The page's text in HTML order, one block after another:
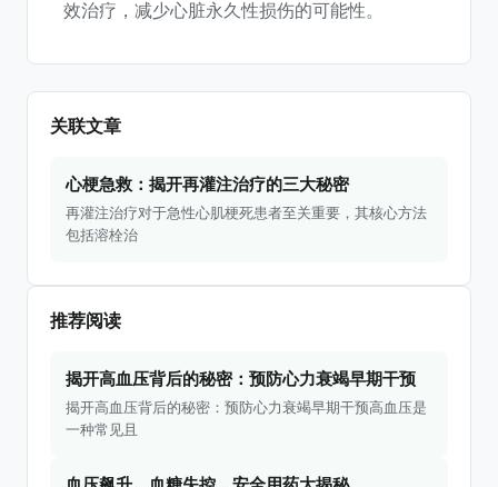
效治疗，减少心脏永久性损伤的可能性。
关联文章
心梗急救：揭开再灌注治疗的三大秘密
再灌注治疗对于急性心肌梗死患者至关重要，其核心方法
包括溶栓治
推荐阅读
揭开高血压背后的秘密：预防心力衰竭早期干预
揭开高血压背后的秘密：预防心力衰竭早期干预高血压是
一种常见且